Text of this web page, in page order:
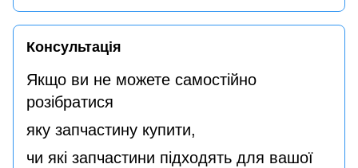
Консультація
Якщо ви не можете самостійно
розібратися
яку запчастину купити,
чи які запчастини підходять для вашої